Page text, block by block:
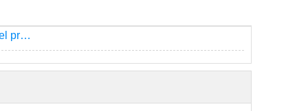
Descripción del producto